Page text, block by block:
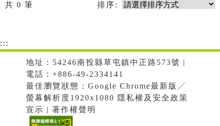
共 0 筆 排序:
:::
地址：54246南投縣草屯鎮中正路573號 |
電話：+886-49-2334141
最佳瀏覽狀態：Google Chrome最新版╱
螢幕解析度1920x1080 隱私權及安全政策
宣示 | 著作權聲明